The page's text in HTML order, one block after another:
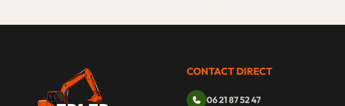
CONTACT DIRECT
06 21 87 52 47